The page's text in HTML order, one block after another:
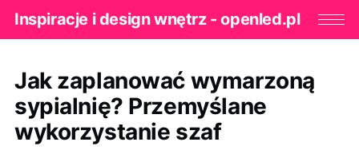
Inspiracje i design wnętrz - openled.pl
Jak zaplanować wymarzoną
sypialnię? Przemyślane
wykorzystanie szaf